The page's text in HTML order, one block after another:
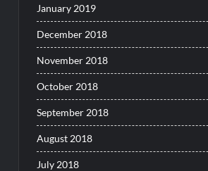
January 2019
December 2018
November 2018
October 2018
September 2018
August 2018
July 2018